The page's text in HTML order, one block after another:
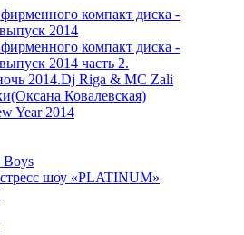
компакт диска -
2014
компакт диска -
2014 часть 2.
2014.Dj Riga & MC Zali
Ковалевская)
Year 2014
Boys
шоу «PLATINUM»